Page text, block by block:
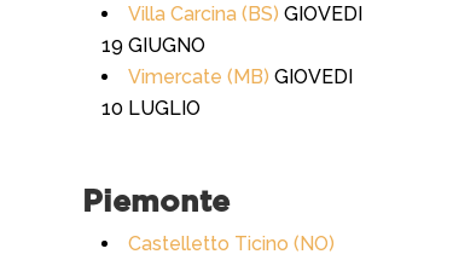
Villa Carcina (BS) GIOVEDI
19 GIUGNO
Vimercate (MB) GIOVEDI
10 LUGLIO
Piemonte
Castelletto Ticino (NO)